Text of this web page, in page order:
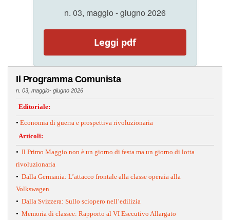
n. 03, maggio - giugno 2026
Leggi pdf
Il Programma Comunista
n. 03, maggio- giugno 2026
Editoriale:
• Economia di guerra e prospettiva rivoluzionaria
Articoli:
• Il Primo Maggio non è un giorno di festa ma un giorno di lotta
rivoluzionaria
• Dalla Germania: L’attacco frontale alla classe operaia alla
Volkswagen
• Dalla Svizzera: Sullo sciopero nell’edilizia
• Memoria di classee: Rapporto al VI Esecutivo Allargato